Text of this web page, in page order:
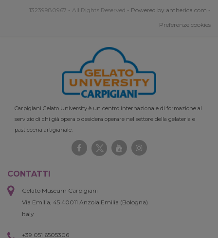
13239980967 - All Rights Reserved - Powered by antherica.com -
Preferenze cookies
Carpigiani Gelato University è un centro internazionale di formazione al
servizio di chi già opera o desidera operare nel settore della gelateria e
pasticceria artigianale.
CONTATTI
Gelato Museum Carpigiani
Via Emilia, 45 40011 Anzola Emilia (Bologna)
Italy
+39 051 6505306